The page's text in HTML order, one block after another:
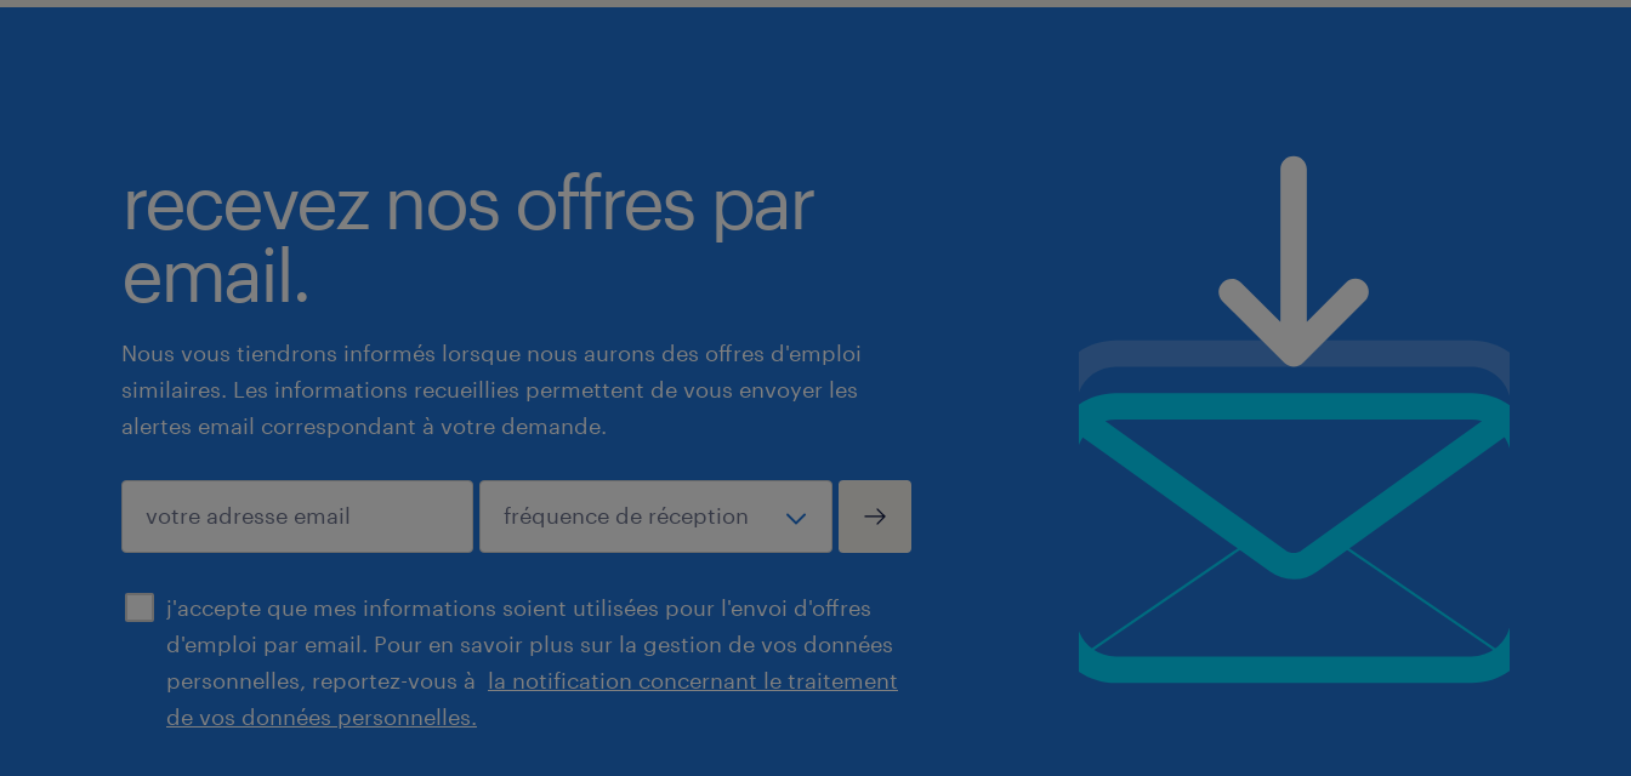
recevez nos offres par
email.
Nous vous tiendrons informés lorsque nous aurons des offres d'emploi
similaires. Les informations recueillies permettent de vous envoyer les
alertes email correspondant à votre demande.
j'accepte que mes informations soient utilisées pour l'envoi d'offres
d'emploi par email. Pour en savoir plus sur la gestion de vos données
personnelles, reportez-vous à la notification concernant le traitement
de vos données personnelles.
enregistrer